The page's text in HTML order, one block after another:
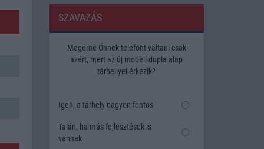
SZAVAZÁS
Megérné Önnek telefont váltani csak
azért, mert az új modell dupla alap
tárhellyel érkezik?
Igen, a tárhely nagyon fontos
Talán, ha más fejlesztések is
vannak